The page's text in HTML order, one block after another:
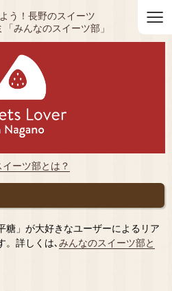
≡
う！長野のスイーツ
みんなのスイーツ部」
ーツ部とは？
糖」が大好きなユーザーによるリア
。詳しくは､ みんなのスイーツ部と